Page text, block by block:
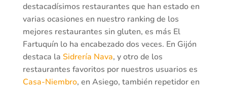
destacadísimos restaurantes que han estado en
varias ocasiones en nuestro ranking de los
mejores restaurantes sin gluten, es más El
Fartuquín lo ha encabezado dos veces. En Gijón
destaca la Sidrería Nava, y otro de los
restaurantes favoritos por nuestros usuarios es
Casa-Niembro, en Asiego, también repetidor en